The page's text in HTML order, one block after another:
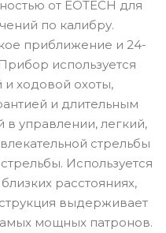
от EOTECH для
по калибру.
приближение и 24-
используется
и ходовой охоты,
и длительным
управлении, легкий,
стрельбы
Используется
расстояниях,
выдерживает
мощных патронов.